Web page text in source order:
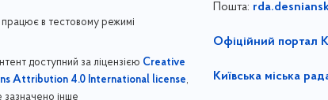
в тестовому режимі
доступний за ліцензією Creative
Attribution 4.0 International license,
зазначено інше
Пошта:
Офіційний портал
Київська міська